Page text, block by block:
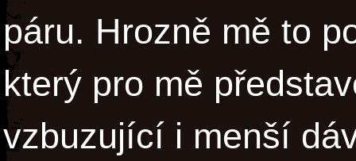
páru. Hrozně mě to
který pro mě
vzbuzující i menší